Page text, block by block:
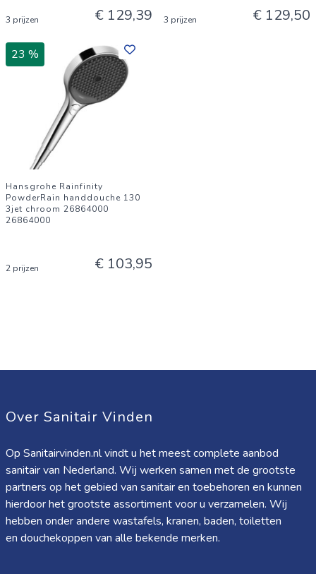
3 prijzen € 129,39 3 prijzen € 129,50
23 %
Hansgrohe Rainfinity
PowderRain handdouche 130
3jet chroom 26864000
26864000
2 prijzen € 103,95
Over Sanitair Vinden
Op Sanitairvinden.nl vindt u het meest complete aanbod
sanitair van Nederland. Wij werken samen met de grootste
partners op het gebied van sanitair en toebehoren en kunnen
hierdoor het grootste assortiment voor u verzamelen. Wij
hebben onder andere wastafels, kranen, baden, toiletten
en douchekoppen van alle bekende merken.